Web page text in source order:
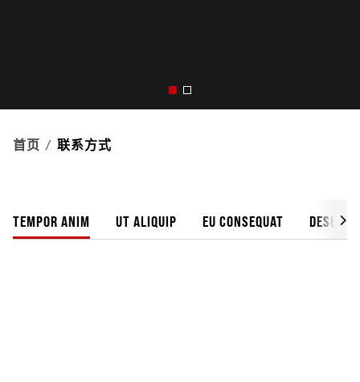
首页 联系方式
TEMPOR ANIM UT ALIQUIP EU CONSEQUAT